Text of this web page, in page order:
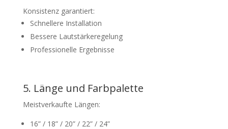
Konsistenz garantiert:
Schnellere Installation
Bessere Lautstärkeregelung
Professionelle Ergebnisse
5. Länge und Farbpalette
Meistverkaufte Längen:
16” / 18” / 20” / 22” / 24”